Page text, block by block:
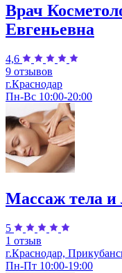
Врач
Евгеньевна
4,6
9 отзывов
г.Краснодар
Пн-Вс 10:00-20:00
Массаж тела и
5
1 отзыв
г.Краснодар,
Пн-Пт 10:00-19:00